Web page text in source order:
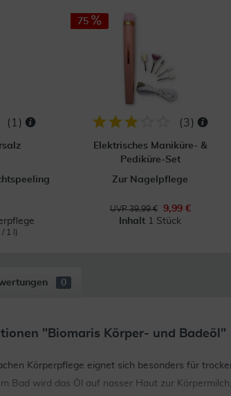
( 1 )
/ 1 l)
75
(3)
Elektrisches Maniküre- &
Pediküre-Set
Zur Nagelpflege
UVP 39,99 €
9,99 €
Inhalt 1 Stück
0
"Biomaris Körper- und Badeöl"
Körperpflege eignet sich besonders für
Bad wird das Öl auf nasser Haut zur